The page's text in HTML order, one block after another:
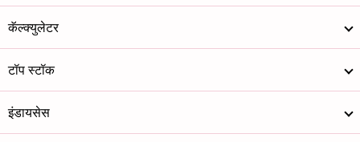
कॅल्क्युलेटर
टॉप स्टॉक
इंडायसेस